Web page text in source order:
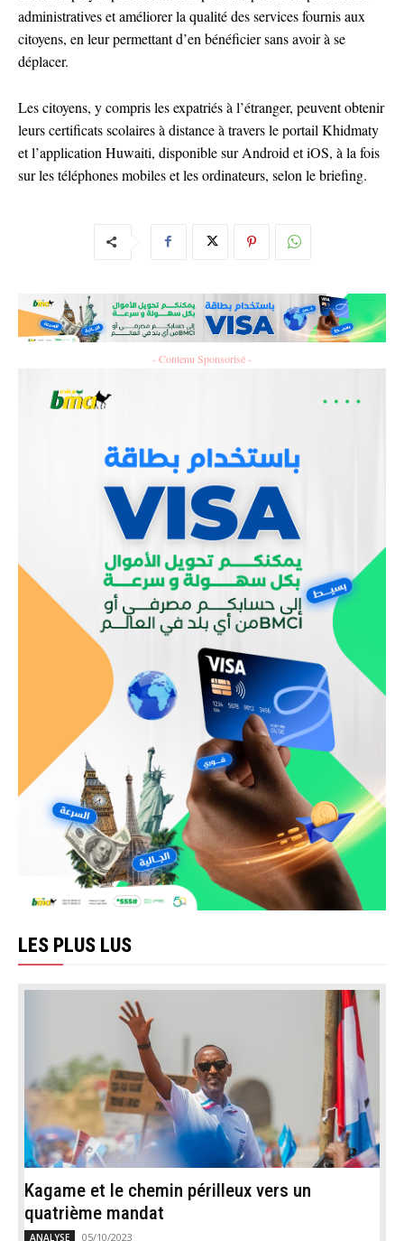
administratives et améliorer la qualité des services fournis aux
citoyens, en leur permettant d’en bénéficier sans avoir à se
déplacer.
Les citoyens, y compris les expatriés à l’étranger, peuvent obtenir
leurs certificats scolaires à distance à travers le portail Khidmaty
et l’application Huwaiti, disponible sur Android et iOS, à la fois
sur les téléphones mobiles et les ordinateurs, selon le briefing.
- Contenu Sponsorisé -
LES PLUS LUS
Kagame et le chemin périlleux vers un
quatrième mandat
ANALYSE 05/10/2023